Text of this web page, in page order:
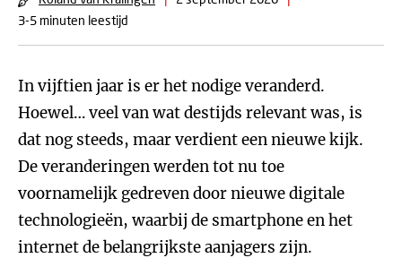
3-5 minuten leestijd
In vijftien jaar is er het nodige veranderd.
Hoewel… veel van wat destijds relevant was, is
dat nog steeds, maar verdient een nieuwe kijk.
De veranderingen werden tot nu toe
voornamelijk gedreven door nieuwe digitale
technologieën, waarbij de smartphone en het
internet de belangrijkste aanjagers zijn.